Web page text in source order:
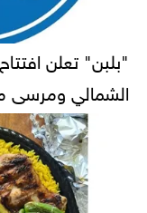
الشمالي ومرسى